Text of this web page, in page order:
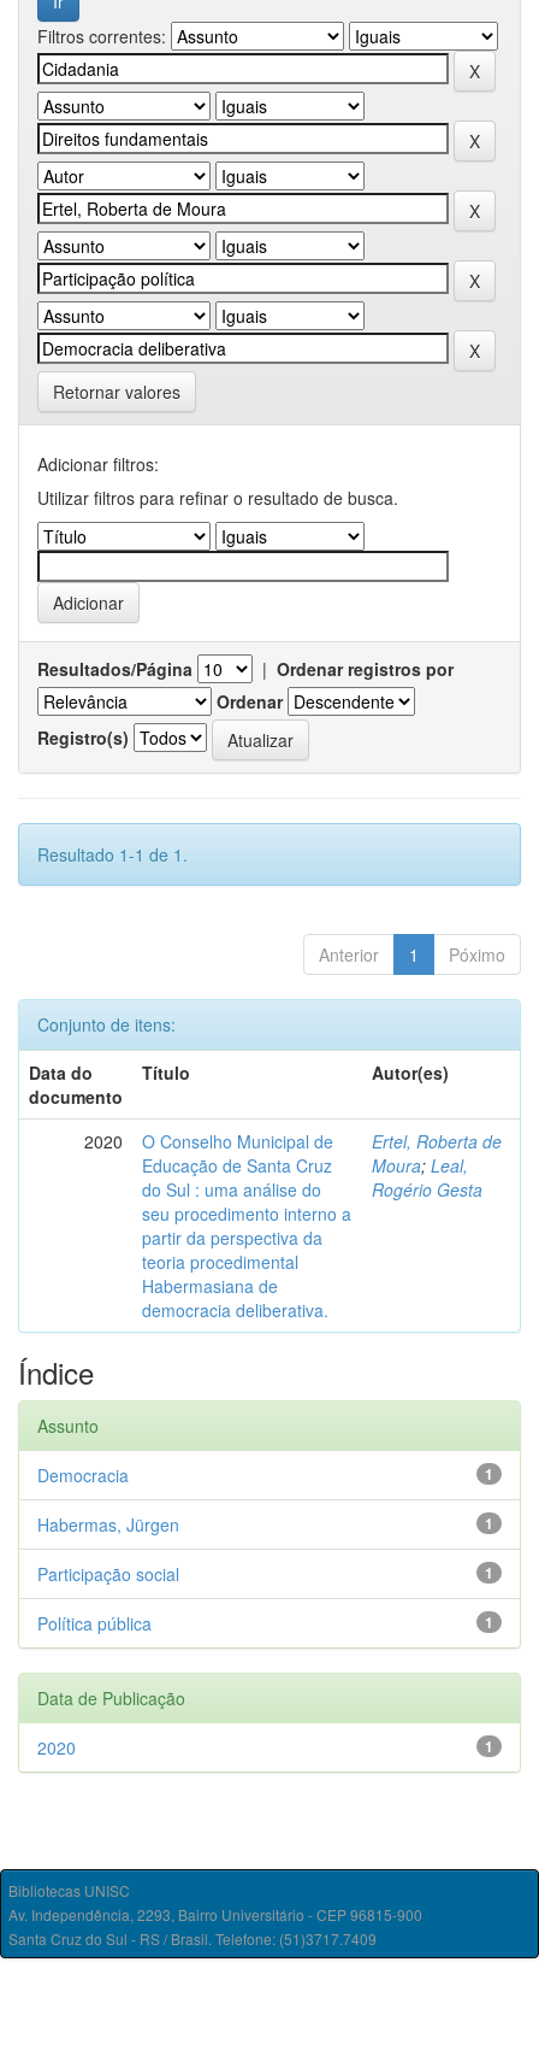
Filtros correntes:
Retornar valores
Adicionar filtros:
Utilizar filtros para refinar o resultado de busca.
Resultados/Página | Ordenar registros por
Ordenar
Registro(s)
Resultado 1-1 de 1.
Anterior 1 Póximo
Conjunto de itens:
Data do
documento
Título Autor(es)
2020
O Conselho Municipal de
Educação de Santa Cruz
do Sul : uma análise do
seu procedimento interno a
partir da perspectiva da
teoria procedimental
Habermasiana de
democracia deliberativa.
Ertel, Roberta de
Moura; Leal,
Rogério Gesta
Índice
Assunto
1
Democracia
1
Habermas, Jürgen
1
Participação social
1
Política pública
Data de Publicação
1
2020
Bibliotecas UNISC
Av. Independência, 2293, Bairro Universitário - CEP 96815-900
Santa Cruz do Sul - RS / Brasil. Telefone: (51)3717.7409